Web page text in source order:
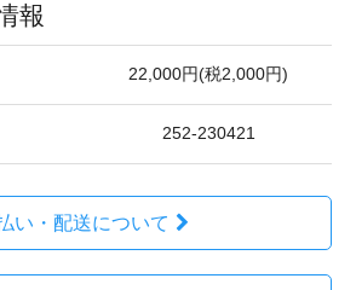
報
22,000円(税2,000円)
252-230421
い・配送について